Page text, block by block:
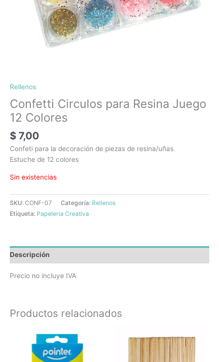
Rellenos
Confetti Circulos para Resina Juego
12 Colores
$ 7,00
Confeti para la decoración de piezas de resina/uñas
Estuche de 12 colores
Sin existencias
SKU: CONF-07 Categoría: Rellenos
Etiqueta: Papeleria Creativa
Descripción
Precio no incluye IVA
Productos relacionados